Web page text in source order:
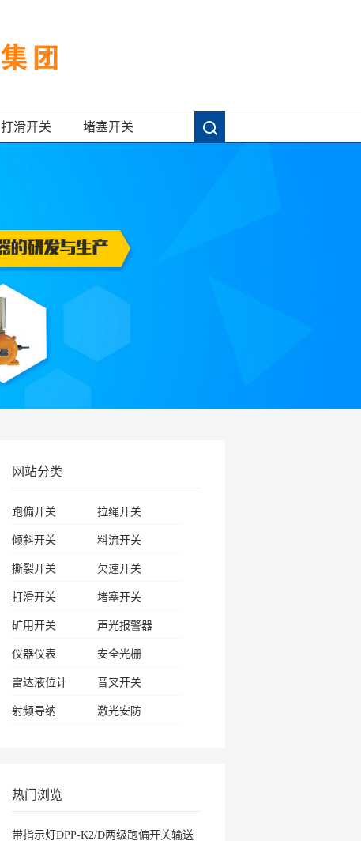
打滑开关 堵塞开关
网站分类
跑偏开关 拉绳开关
倾斜开关 料流开关
撕裂开关 欠速开关
打滑开关 堵塞开关
矿用开关 声光报警器
仪器仪表 安全光栅
雷达液位计 音叉开关
射频导纳 激光安防
热门浏览
带指示灯DPP-K2/D两级跑偏开关输送